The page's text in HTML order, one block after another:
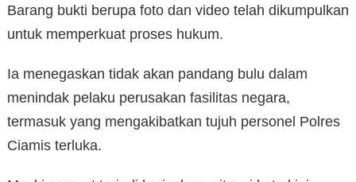
Barang bukti berupa foto dan video telah dikumpulkan
untuk memperkuat proses hukum.
Ia menegaskan tidak akan pandang bulu dalam
menindak pelaku perusakan fasilitas negara,
termasuk yang mengakibatkan tujuh personel Polres
Ciamis terluka.